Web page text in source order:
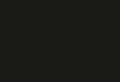
Luiz Henrique,